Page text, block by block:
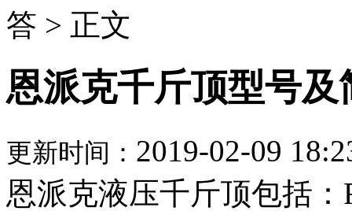
答 > 正文
恩派克千斤顶型号及
更新时间： 2019-02-09
恩派克液压千斤顶包括